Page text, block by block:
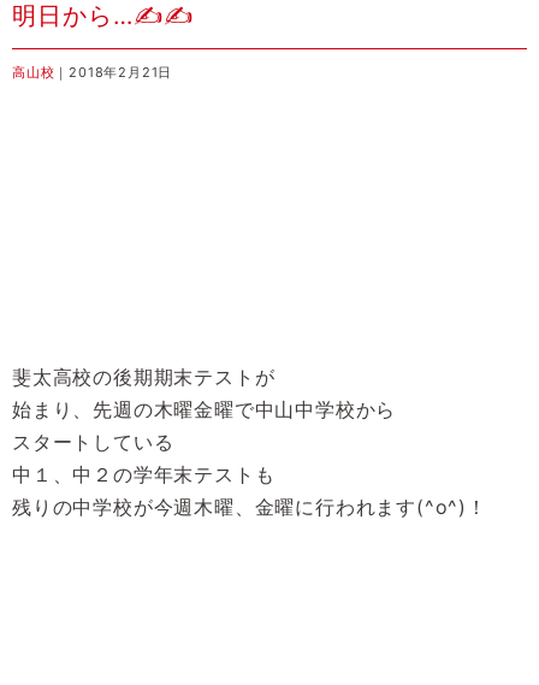
明日から…✍✍
高山校 ｜2018年2月21日
斐太高校の後期期末テストが
始まり、先週の木曜金曜で中山中学校から
スタートしている
中１、中２の学年末テストも
残りの中学校が今週木曜、金曜に行われます(^o^)！